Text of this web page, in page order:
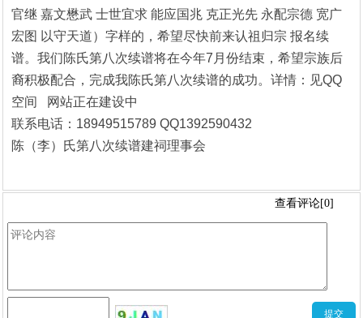
官继 嘉文懋武 士世宜求 能应国兆 克正光先 永配宗德 宽广
宏图 以守天道）字样的，希望尽快前来认祖归宗 报名续
谱。我们陈氏第八次续谱将在今年7月份结束，希望宗族后
裔积极配合，完成我陈氏第八次续谱的成功。详情：见QQ
空间 网站正在建设中
联系电话：18949515789 QQ1392590432
陈（李）氏第八次续谱建祠理事会
查看评论[0]